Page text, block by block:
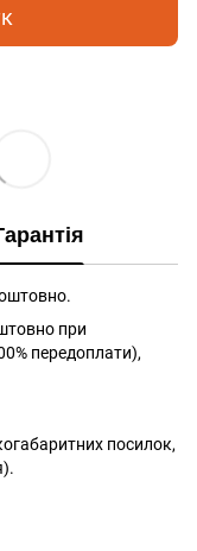
при
передоплати),
посилок,